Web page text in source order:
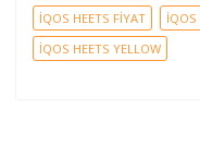
İQOS HEETS FİYAT
İQOS
İQOS HEETS YELLOW